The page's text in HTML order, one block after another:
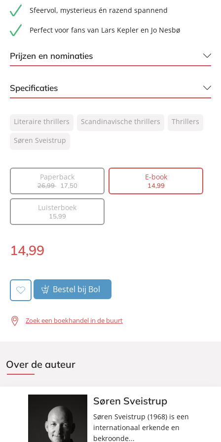
Sfeervol, mysterieus én razend spannend
Perfect voor fans van Lars Kepler en Jo Nesbø
Prijzen en nominaties
Genomineerd voor Beste boek 2025 bij Fluister
Specificaties
NUR:
305
Type:
Vertaler:
Mattijs Warbroek
Aantal pagina's:
608
Uitgever:
Verschijningsdatum:
27-05-2025
Literaire thrillers Scandinavische thrillers
Thrillers
Søren Sveistrup
Paperback
26,99 17,50
E-book
14,99
Luisterboek
15,99
E-
14,99
Bestel bij Bol
Zoek een boekhandel in de buurt
Over de auteur
Søren Sveistrup
Søren Sveistrup (1968) is een
internationaal erkende en
bekroonde...